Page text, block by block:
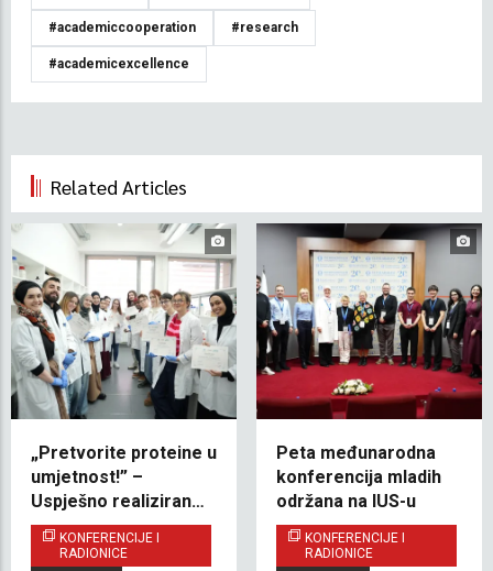
#academiccooperation #research
#academicexcellence
Related Articles
„Pretvorite proteine u
umjetnost!” –
Uspješno realizirana
praktična radionica
Western Blot
KONFERENCIJE I
RADIONICE
Peta međunarodna
konferencija mladih
održana na IUS-u
KONFERENCIJE I
RADIONICE